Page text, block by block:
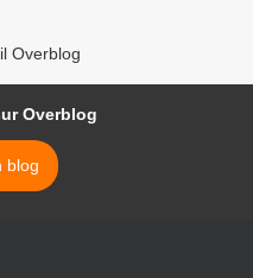
Overblog
Overblog
blog